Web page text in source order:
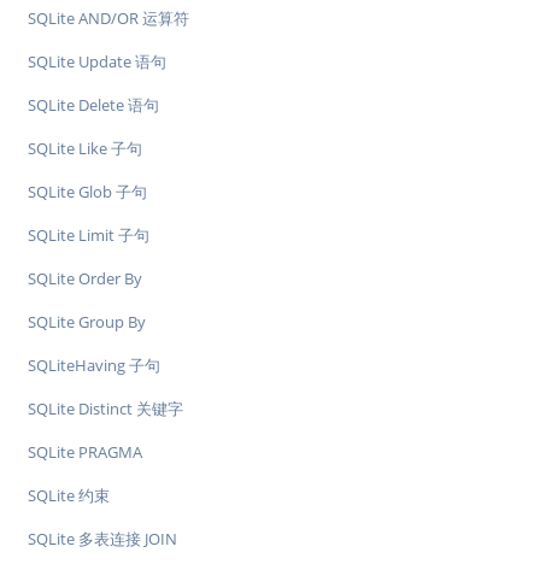
SQLite AND/OR 运算符
SQLite Update 语句
SQLite Delete 语句
SQLite Like 子句
SQLite Glob 子句
SQLite Limit 子句
SQLite Order By
SQLite Group By
SQLiteHaving 子句
SQLite Distinct 关键字
SQLite PRAGMA
SQLite 约束
SQLite 多表连接 JOIN